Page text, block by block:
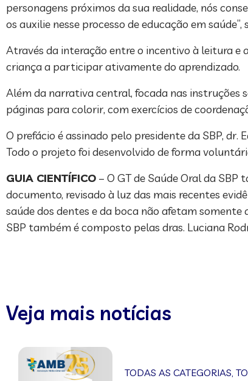
personagens próximos da sua realidade, nós
os auxilie nesse processo de educação em saúde”,
Através da interação entre o incentivo à leitura e
criança a participar ativamente do aprendizado.
Além da narrativa central, focada nas instruções
páginas para colorir, com exercícios de
O prefácio é assinado pelo presidente da SBP, dr.
Todo o projeto foi desenvolvido de forma
GUIA CIENTÍFICO – O GT de Saúde Oral da
documento, revisado à luz das mais recentes
saúde dos dentes e da boca não afetam
SBP também é composto pelas dras. Luciana
Veja mais notícias
TODAS AS CATEGORIAS,